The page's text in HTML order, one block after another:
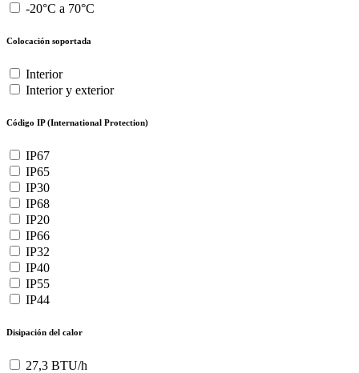
-20°C a 70°C
Colocación soportada
Interior
Interior y exterior
Código IP (International Protection)
IP67
IP65
IP30
IP68
IP20
IP66
IP32
IP40
IP55
IP44
Disipación del calor
27,3 BTU/h